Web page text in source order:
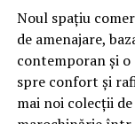
Noul spațiu
de amenajare,
contemporan și
spre confort și
mai noi colecții